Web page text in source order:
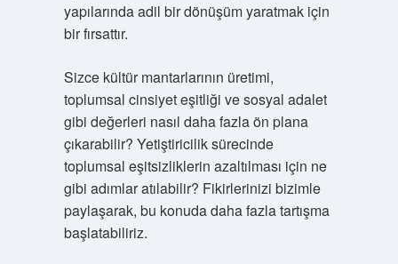
yapılarında adil bir dönüşüm yaratmak için
bir fırsattır.
Sizce kültür mantarlarının üretimi,
toplumsal cinsiyet eşitliği ve sosyal adalet
gibi değerleri nasıl daha fazla ön plana
çıkarabilir? Yetiştiricilik sürecinde
toplumsal eşitsizliklerin azaltılması için ne
gibi adımlar atılabilir? Fikirlerinizi bizimle
paylaşarak, bu konuda daha fazla tartışma
başlatabiliriz.